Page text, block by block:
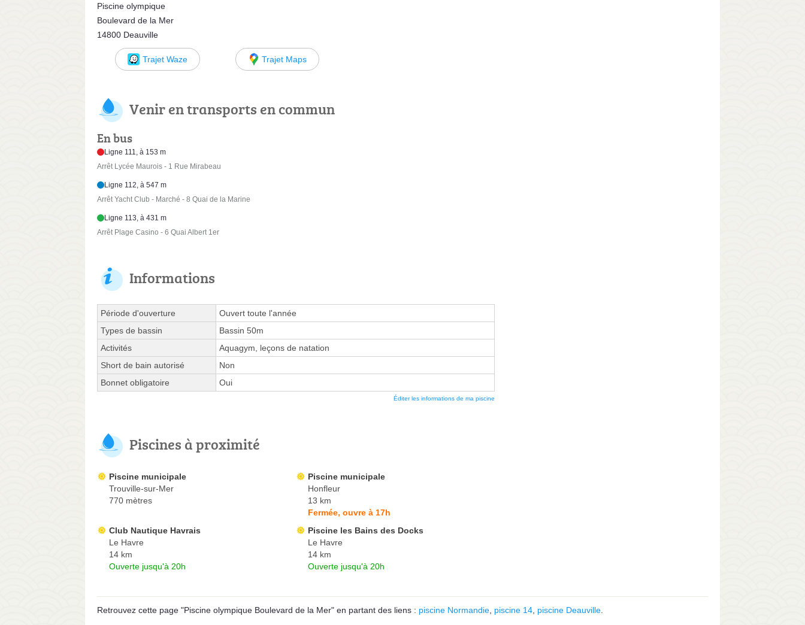
Piscine olympique
Boulevard de la Mer
14800 Deauville
Trajet Waze Trajet Maps
Venir en transports en commun
En bus
Ligne 111, à 153 m
Arrêt Lycée Maurois - 1 Rue Mirabeau
Ligne 112, à 547 m
Arrêt Yacht Club - Marché - 8 Quai de la Marine
Ligne 113, à 431 m
Arrêt Plage Casino - 6 Quai Albert 1er
Informations
Période d'ouverture
Ouvert toute l'année
Types de bassin
Bassin 50m
Activités
Aquagym, leçons de natation
Short de bain autorisé
Non
Bonnet obligatoire
Oui
Éditer les informations de ma piscine
Piscines à proximité
Piscine municipale
Trouville-sur-Mer
770 mètres
Piscine municipale
Honfleur
13 km
Fermée, ouvre à 17h
Club Nautique Havrais
Le Havre
14 km
Ouverte jusqu'à 20h
Piscine les Bains des Docks
Le Havre
14 km
Ouverte jusqu'à 20h
Retrouvez cette page "Piscine olympique Boulevard de la Mer" en partant des liens : piscine Normandie piscine 14 piscine Deauville